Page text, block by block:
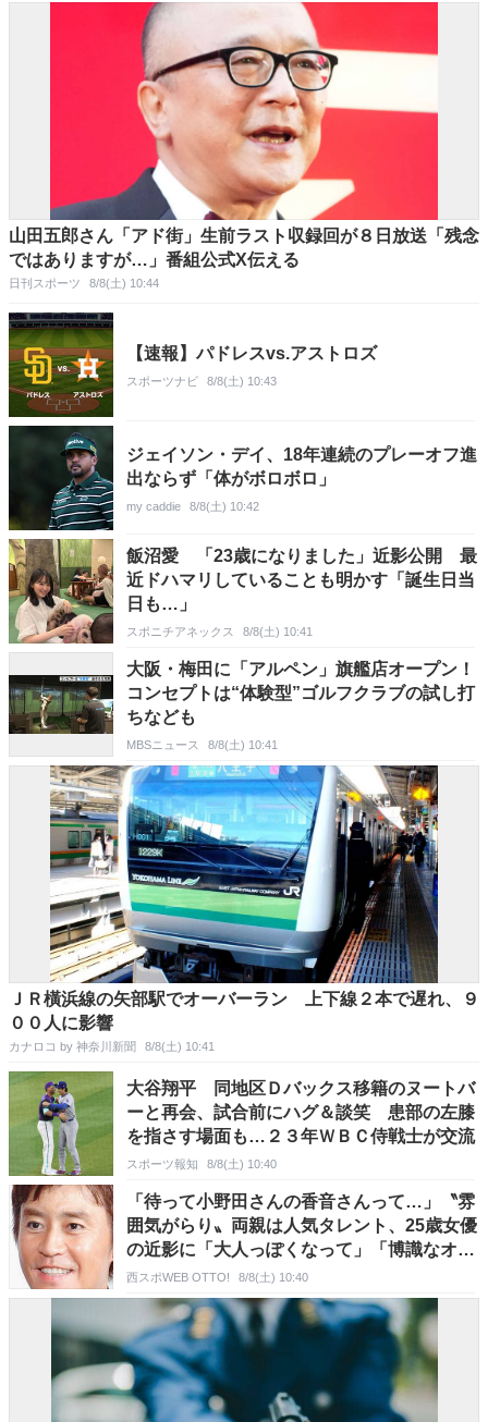
山田五郎さん「アド街」生前ラスト収録回が８日放送「残念
ではありますが…」番組公式X伝える
日刊スポーツ 8/8(土) 10:44
【速報】パドレスvs.アストロズ
スポーツナビ 8/8(土) 10:43
ジェイソン・デイ、18年連続のプレーオフ進
出ならず「体がボロボロ」
my caddie 8/8(土) 10:42
飯沼愛 「23歳になりました」近影公開 最
近ドハマリしていることも明かす「誕生日当
日も…」
スポニチアネックス 8/8(土) 10:41
大阪・梅田に「アルペン」旗艦店オープン！
コンセプトは“体験型”ゴルフクラブの試し打
ちなども
MBSニュース 8/8(土) 10:41
ＪＲ橫浜線の矢部駅でオーバーラン 上下線２本で遅れ、９
００人に影響
カナロコ by 神奈川新聞 8/8(土) 10:41
大谷翔平 同地区Ｄバックス移籍のヌートバ
ーと再会、試合前にハグ＆談笑 患部の左膝
を指さす場面も…２３年ＷＢＣ侍戦士が交流
スポーツ報知 8/8(土) 10:40
「待って小野田さんの香音さんって…」〝雰
囲気がらり〟両親は人気タレント、25歳女優
の近影に「大人っぽくなって」「博識なオー
ラが出て…」の声
西スポWEB OTTO! 8/8(土) 10:40